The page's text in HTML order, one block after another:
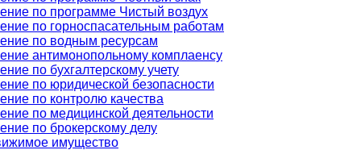
по программе Чистый воздух
по горноспасательным работам
по водным ресурсам
антимонопольному комплаенсу
по бухгалтерскому учету
по юридической безопасности
по контролю качества
по медицинской деятельности
по брокерскому делу
имущество